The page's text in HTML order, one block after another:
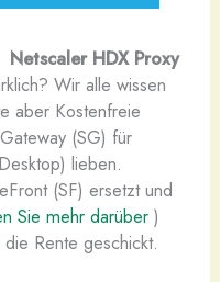
Netscaler HDX Proxy
Wir alle wissen
aber Kostenfreie
(SG) für
lieben.
(SF) ersetzt und
Sie mehr darüber)
Rente geschickt.